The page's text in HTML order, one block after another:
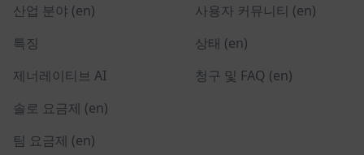
산업 분야 (en)
특징
제너레이티브 AI
솔로 요금제 (en)
팀 요금제 (en)
사용자 커뮤니티 (en)
상태 (en)
청구 및 FAQ (en)